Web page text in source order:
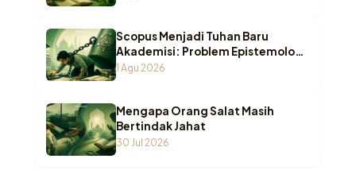
Scopus Menjadi Tuhan Baru
Akademisi: Problem Epistemologi
ketika Wasā’il Berubah Menjadi
1 Agu 2026
Mengapa Orang Salat Masih
Bertindak Jahat
30 Jul 2026